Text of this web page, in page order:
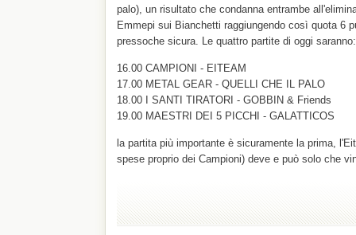
palo), un risultato che condanna entrambe
Emmepi sui Bianchetti raggiungendo così quota 6
pressoche sicura. Le quattro partite di oggi saranno:
16.00 CAMPIONI - EITEAM
17.00 METAL GEAR - QUELLI CHE IL PALO
18.00 I SANTI TIRATORI - GOBBIN & Friends
19.00 MAESTRI DEI 5 PICCHI - GALATTICOS
la partita più importante è sicuramente la prima,
spese proprio dei Campioni) deve e può solo che